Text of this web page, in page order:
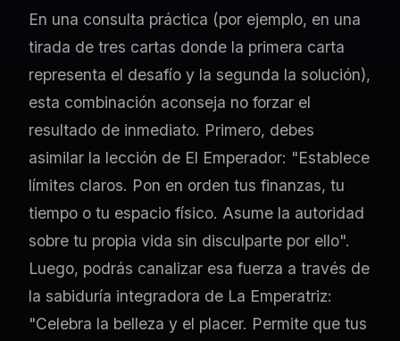
En una consulta práctica (por ejemplo, en una
tirada de tres cartas donde la primera carta
representa el desafío y la segunda la solución),
esta combinación aconseja no forzar el
resultado de inmediato. Primero, debes
asimilar la lección de El Emperador: "Establece
límites claros. Pon en orden tus finanzas, tu
tiempo o tu espacio físico. Asume la autoridad
sobre tu propia vida sin disculparte por ello".
Luego, podrás canalizar esa fuerza a través de
la sabiduría integradora de La Emperatriz:
"Celebra la belleza y el placer. Permite que tus